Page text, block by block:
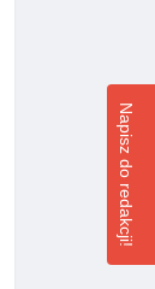
Napisz do redakcji!